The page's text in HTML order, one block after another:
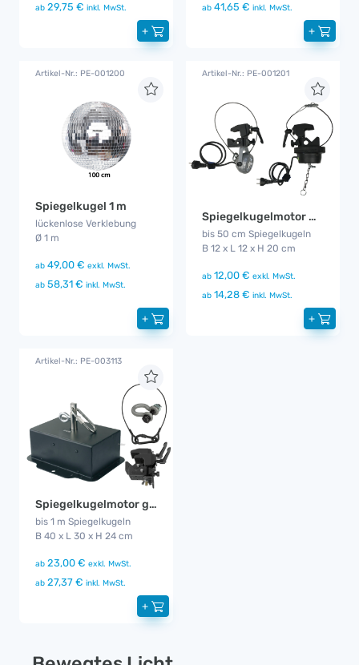
ab 29,75 € inkl. MwSt.
+
ab 41,65 € inkl. MwSt.
+
Artikel-Nr.: PE-001200
Spiegelkugel 1 m
lückenlose Verklebung
Ø 1 m
ab 49,00 € exkl. MwSt.
ab 58,31 € inkl. MwSt.
+
Artikel-Nr.: PE-001201
Spiegelkugelmotor mit Lampe klein
bis 50 cm Spiegelkugeln
B 12 x L 12 x H 20 cm
ab 12,00 € exkl. MwSt.
ab 14,28 € inkl. MwSt.
+
Artikel-Nr.: PE-003113
Spiegelkugelmotor groß
bis 1 m Spiegelkugeln
B 40 x L 30 x H 24 cm
ab 23,00 € exkl. MwSt.
ab 27,37 € inkl. MwSt.
+